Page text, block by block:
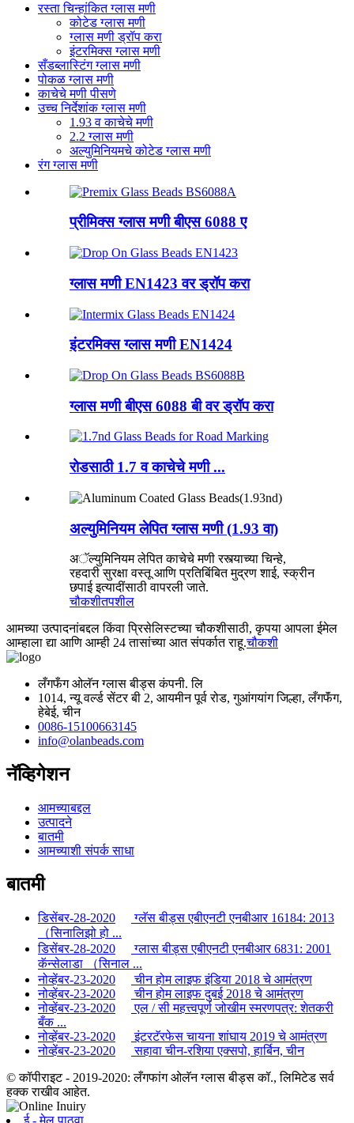
रस्ता चिन्हांकित ग्लास मणी
कोटेड ग्लास मणी
ग्लास मणी ड्रॉप करा
इंटरमिक्स ग्लास मणी
सँडब्लास्टिंग ग्लास मणी
पोकळ ग्लास मणी
काचेचे मणी पीसणे
उच्च निर्देशांक ग्लास मणी
1.93 व काचेचे मणी
2.2 ग्लास मणी
अल्युमिनियमचे कोटेड ग्लास मणी
रंग ग्लास मणी
प्रीमिक्स ग्लास मणी बीएस 6088 ए
ग्लास मणी EN1423 वर ड्रॉप करा
इंटरमिक्स ग्लास मणी EN1424
ग्लास मणी बीएस 6088 बी वर ड्रॉप करा
रोडसाठी 1.7 व काचेचे मणी ...
अल्युमिनियम लेपित ग्लास मणी (1.93 वा)
अॅल्युमिनियम लेपित काचेचे मणी रस्त्याच्या चिन्हे,
रहदारी सुरक्षा वस्तू आणि प्रतिबिंबित मुद्रण शाई, स्क्रीन
छपाई इत्यादींसाठी वापरली जाते.
चौकशीतपशील
आमच्या उत्पादनांबद्दल किंवा प्रिसेलिस्टच्या चौकशीसाठी, कृपया आपला ईमेल
आम्हाला द्या आणि आम्ही 24 तासांच्या आत संपर्कात राहू.चौकशी
लँगफँग ओलॅन ग्लास बीड्स कंपनी. लि
1014, न्यू वर्ल्ड सेंटर बी 2, आयमीन पूर्व रोड, गुआंगयांग जिल्हा, लँगफॅंग,
हेबेई, चीन
0086-15100663145
info@olanbeads.com
नॅव्हिगेशन
आमच्याबद्दल
उत्पादने
बातमी
आमच्याशी संपर्क साधा
बातमी
डिसेंबर-28-2020
ग्लॅस बीड्स एबीएनटी एनबीआर 16184: 2013
（सिनालिझो हो ...
डिसेंबर-28-2020
ग्लास बीड्स एबीएनटी एनबीआर 6831: 2001
कॅन्सेलाडा （सिनाल ...
नोव्हेंबर-23-2020
चीन होम लाइफ इंडिया 2018 चे आमंत्रण
नोव्हेंबर-23-2020
चीन होम लाइफ दुबई 2018 चे आमंत्रण
नोव्हेंबर-23-2020
एल / सी महत्त्वपूर्ण जोखीम स्मरणपत्र: शेतकरी
बँक ...
नोव्हेंबर-23-2020
इंटरटॅरफेस चायना शांघाय 2019 चे आमंत्रण
नोव्हेंबर-23-2020
सहावा चीन-रशिया एक्सपो, हार्बिन, चीन
© कॉपीराइट - 2019-2020: लँगफांग ओलॅन ग्लास बीड्स कॉ., लिमिटेड सर्व
हक्क राखीव आहेत.
ई - मेल पाठवा